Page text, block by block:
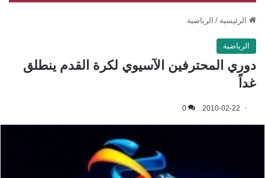
الرئيسية / الرياضية
الرياضية
دوري المحترفين الآسيوي لكرة القدم ينطلق
غداً
2010-02-22
0